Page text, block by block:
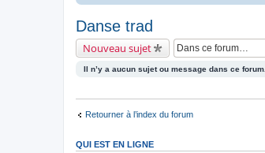
Danse trad
Nouveau sujet
Il n’y a aucun sujet ou message dans ce forum.
Retourner à l’index du forum
QUI EST EN LIGNE